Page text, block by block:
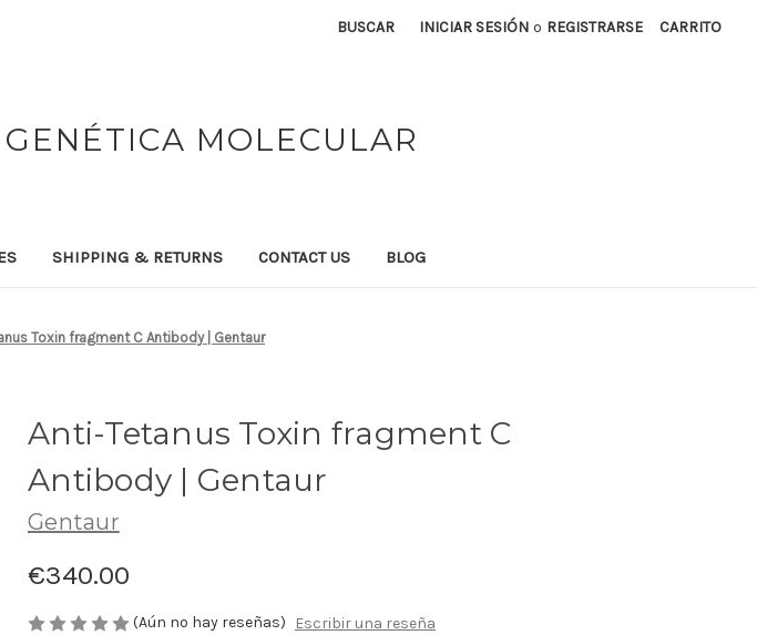
BUSCAR INICIAR SESIÓN o REGISTRARSE CARRITO
MOLECULAR
SHIPPING & RETURNS CONTACT US BLOG
Toxin fragment C Antibody | Gentaur
Anti-Tetanus Toxin fragment C
Antibody | Gentaur
Gentaur
€340.00
(Aún no hay reseñas) Escribir una reseña